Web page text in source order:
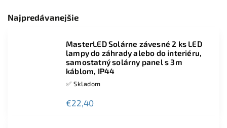
Najpredávanejšie
MasterLED Solárne závesné 2 ks LED
lampy do záhrady alebo do interiéru,
samostatný solárny panel s 3m
káblom, IP44
✅ Skladom
€22,40